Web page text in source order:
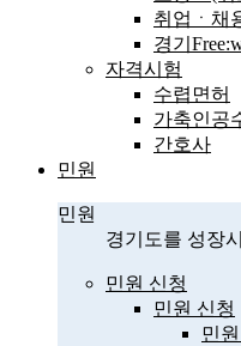
취업ㆍ채
경기
자격시험
수렵면허
가축인공
간호사
민원
민원
경기도를 성장
민원 신청
민원 신청
민